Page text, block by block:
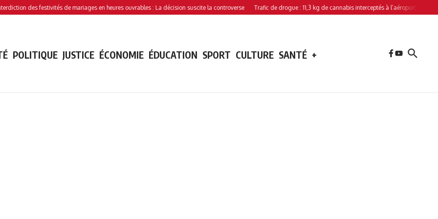
des festivités de mariages en heures ouvrables : La décision suscite la controverse Trafic de drogue : 11,3 kg de cannabis interceptés à l’aéroport de Hahaya
POLITIQUE JUSTICE ÉCONOMIE ÉDUCATION SPORT CULTURE SANTÉ +